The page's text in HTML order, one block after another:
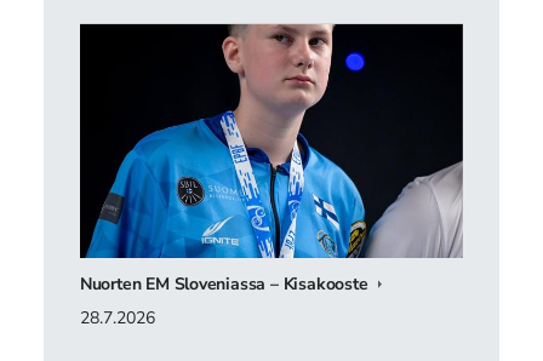
Nuorten EM Sloveniassa – Kisakooste
28.7.2026